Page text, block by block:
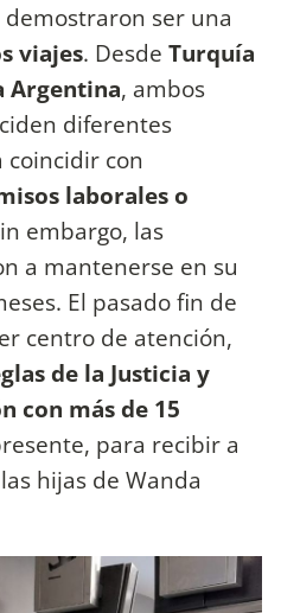
ser una
viajes. Desde Turquía
Argentina, ambos
diferentes
coincidir con
laborales o
embargo, las
a mantenerse en su
El pasado fin de
centro de atención,
de la Justicia y
con más de 15
para recibir a
hijas de Wanda